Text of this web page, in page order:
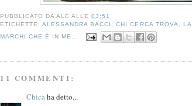
PUBBLICATO DAALE ALLE03:51
ETICHETTE:ALESSANDRA BACCI ,CHI CERCA TROVA
MARCHI CHE È IN ME...
11 COMMENTI:
Chicaha detto...